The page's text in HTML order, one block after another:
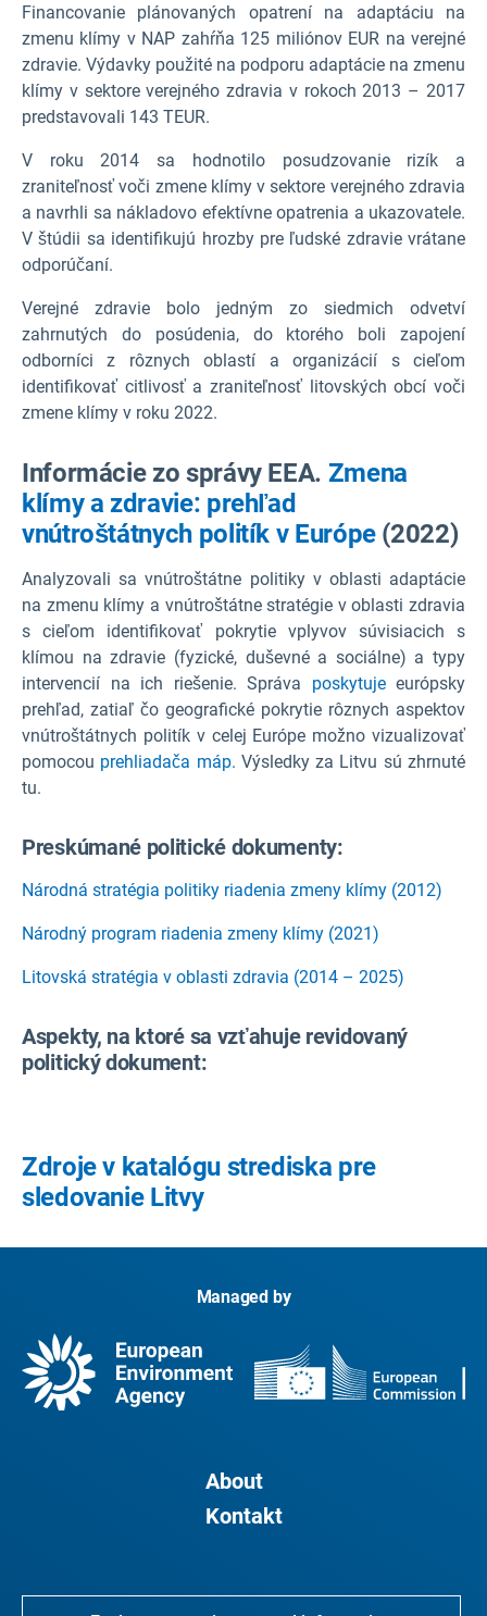
Financovanie plánovaných opatrení na adaptáciu na
zmenu klímy v NAP zahŕňa 125 miliónov EUR na verejné
zdravie. Výdavky použité na podporu adaptácie na zmenu
klímy v sektore verejného zdravia v rokoch 2013 – 2017
predstavovali 143 TEUR.
V roku 2014 sa hodnotilo posudzovanie rizík a
zraniteľnosť voči zmene klímy v sektore verejného zdravia
a navrhli sa nákladovo efektívne opatrenia a ukazovatele.
V štúdii sa identifikujú hrozby pre ľudské zdravie vrátane
odporúčaní.
Verejné zdravie bolo jedným zo siedmich odvetví
zahrnutých do posúdenia, do ktorého boli zapojení
odborníci z rôznych oblastí a organizácií s cieľom
identifikovať citlivosť a zraniteľnosť litovských obcí voči
zmene klímy v roku 2022.
Informácie zo správy EEA. Zmena
klímy a zdravie: prehľad
vnútroštátnych politík v Európe(2022)
Analyzovali sa vnútroštátne politiky v oblasti adaptácie
na zmenu klímy a vnútroštátne stratégie v oblasti zdravia
s cieľom identifikovať pokrytie vplyvov súvisiacich s
klímou na zdravie (fyzické, duševné a sociálne) a typy
intervencií na ich riešenie. Správa poskytujeeurópsky
prehľad, zatiaľ čo geografické pokrytie rôznych aspektov
vnútroštátnych politík v celej Európe možno vizualizovať
pomocou prehliadača máp. Výsledky za Litvu sú zhrnuté
tu.
Preskúmané politické dokumenty:
Národná stratégia politiky riadenia zmeny klímy (2012)
Národný program riadenia zmeny klímy (2021)
Litovská stratégia v oblasti zdravia (2014 – 2025)
Aspekty, na ktoré sa vzťahuje revidovaný
politický dokument:
Zdroje v katalógu strediska pre
sledovanie Litvy
Managed by
About
Kontakt